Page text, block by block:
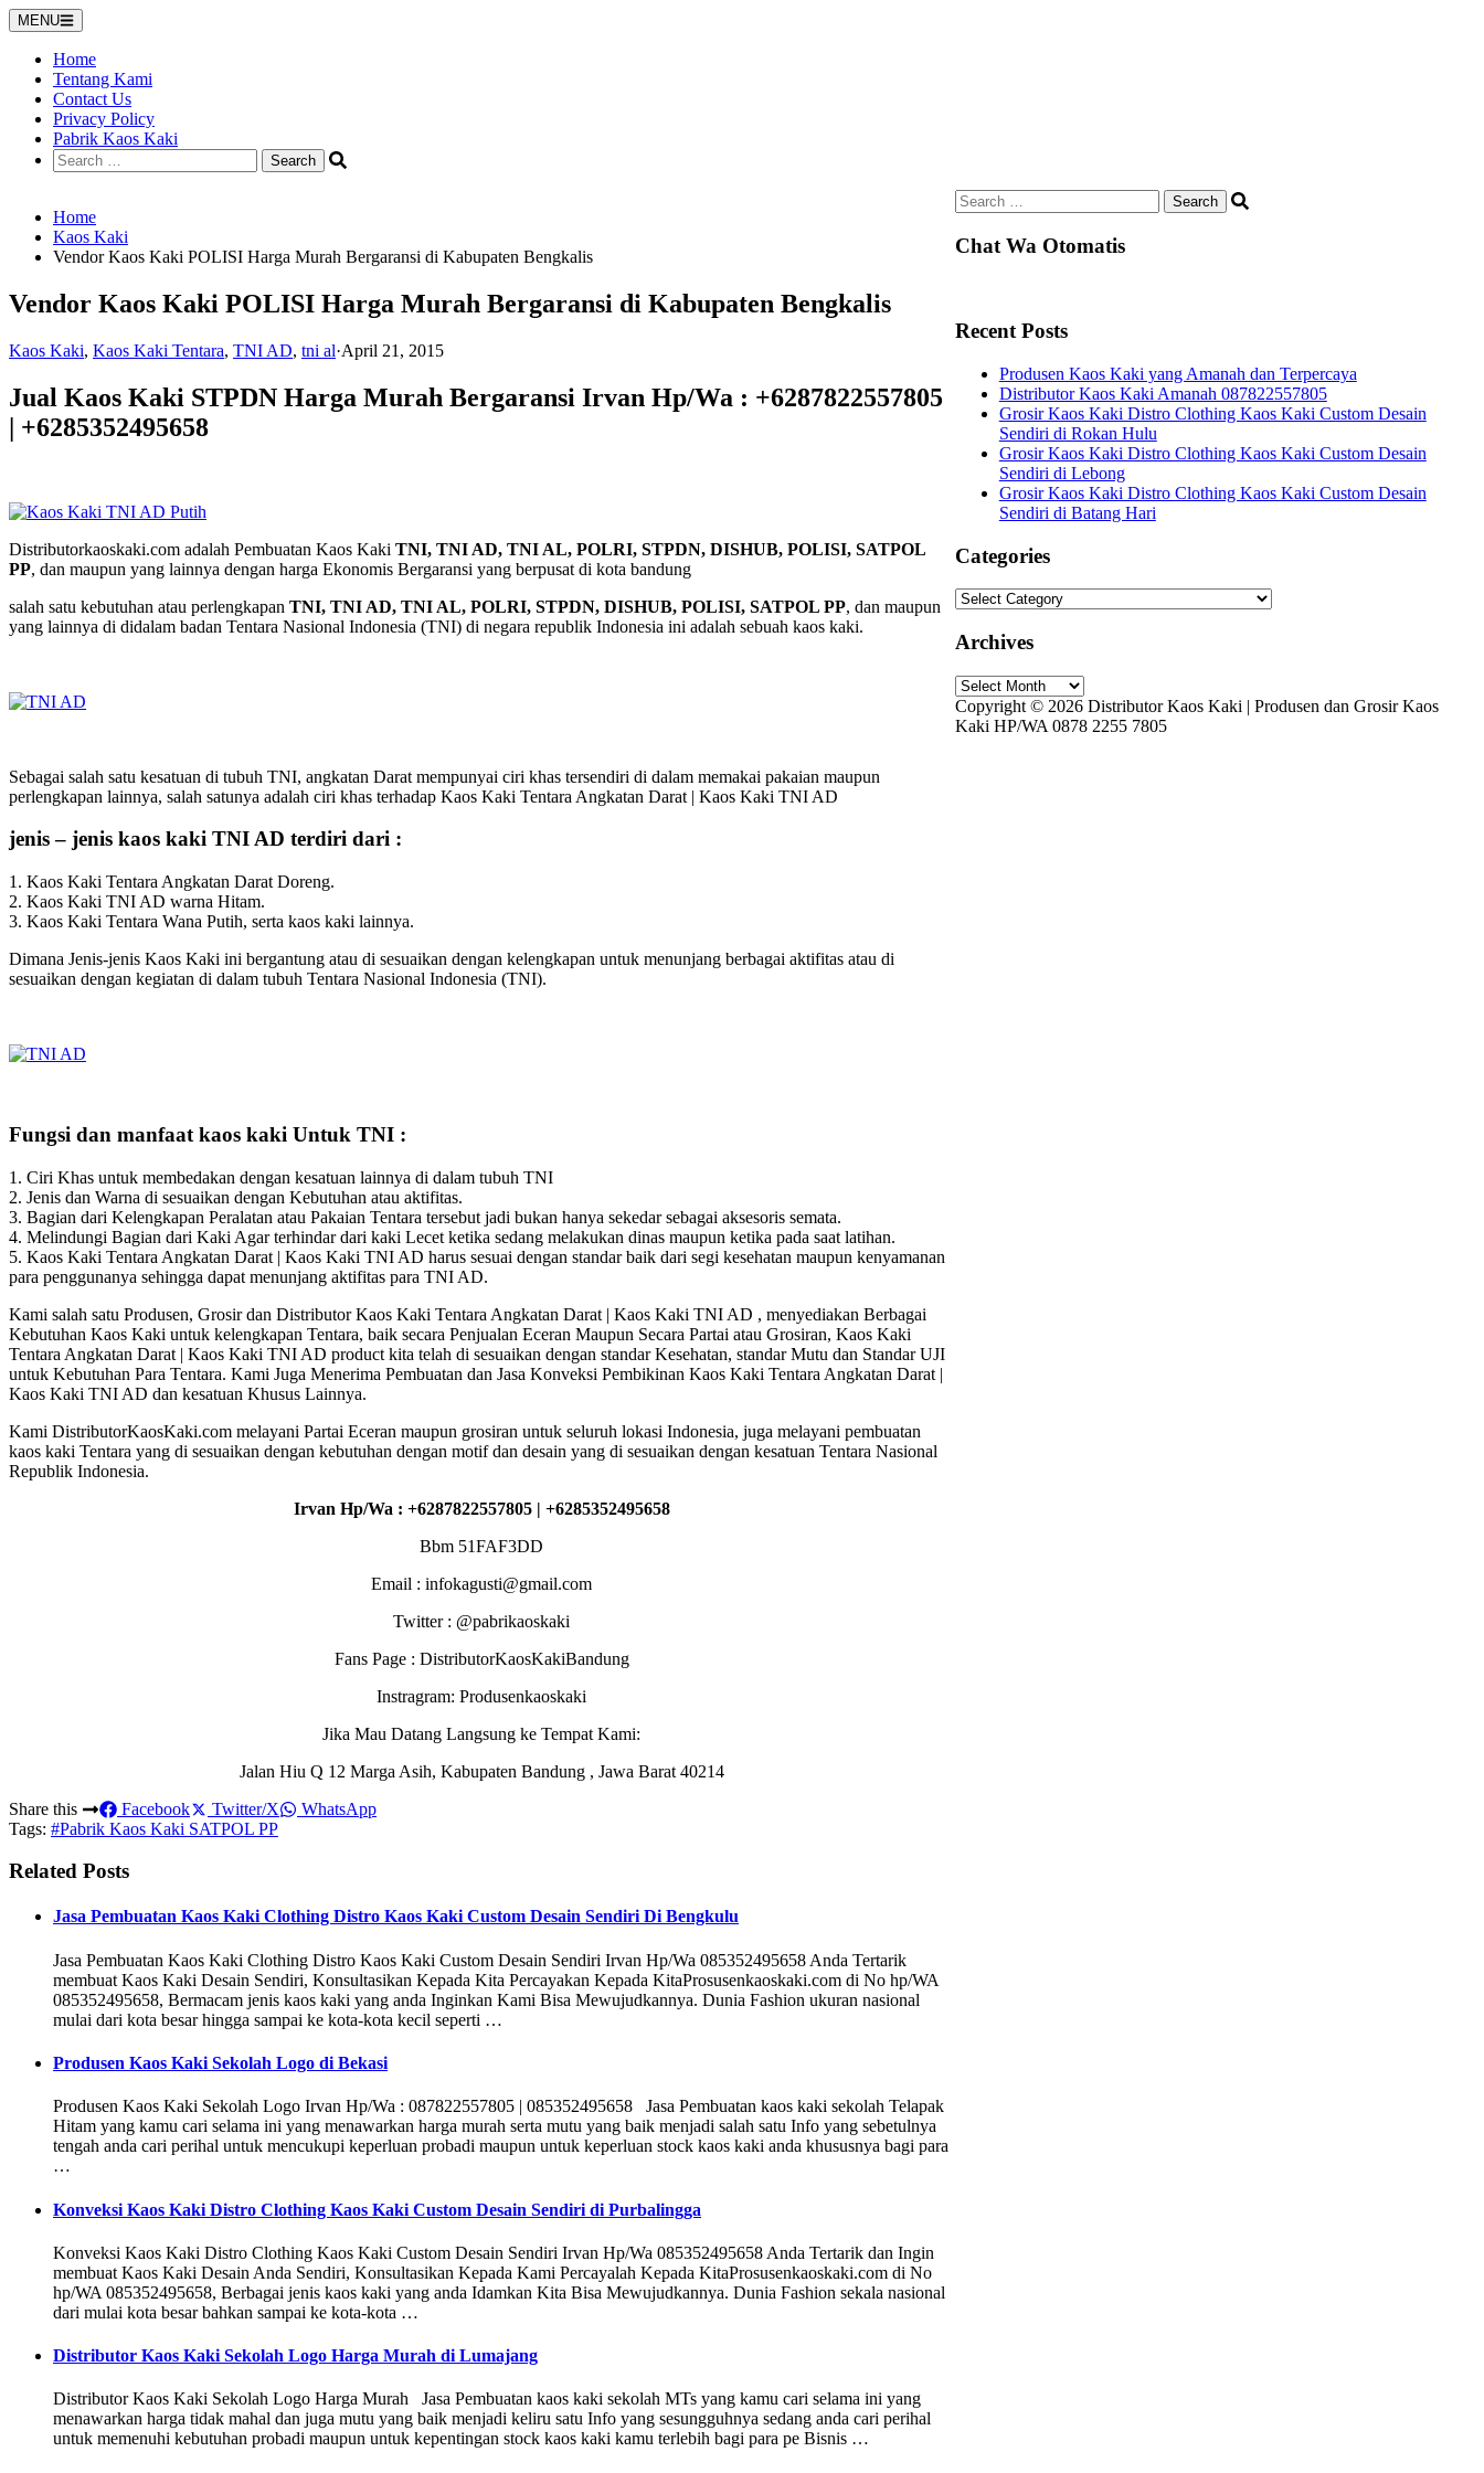
Skip
to
content
MENU
Home
Tentang Kami
Contact Us
Privacy Policy
Pabrik Kaos Kaki
Search
for:
Home
Kaos Kaki
Vendor Kaos Kaki POLISI Harga Murah Bergaransi di Kabupaten Bengkalis
Vendor Kaos Kaki POLISI Harga Murah Bergaransi di Kabupaten Bengkalis
Kaos Kaki, Kaos Kaki Tentara, TNI AD, tni al·April 21, 2015
Jual Kaos Kaki STPDN Harga Murah Bergaransi Irvan Hp/Wa : +6287822557805
| +6285352495658
Distributorkaoskaki.com adalah Pembuatan Kaos Kaki TNI, TNI AD, TNI AL, POLRI, STPDN, DISHUB, POLISI, SATPOL
PP, dan maupun yang lainnya dengan harga Ekonomis Bergaransi yang berpusat di kota bandung
salah satu kebutuhan atau perlengkapan TNI, TNI AD, TNI AL, POLRI, STPDN, DISHUB, POLISI, SATPOL PP, dan maupun
yang lainnya di didalam badan Tentara Nasional Indonesia (TNI) di negara republik Indonesia ini adalah sebuah kaos kaki.
Sebagai salah satu kesatuan di tubuh TNI, angkatan Darat mempunyai ciri khas tersendiri di dalam memakai pakaian maupun
perlengkapan lainnya, salah satunya adalah ciri khas terhadap Kaos Kaki Tentara Angkatan Darat | Kaos Kaki TNI AD
jenis – jenis kaos kaki TNI AD terdiri dari :
1. Kaos Kaki Tentara Angkatan Darat Doreng.
2. Kaos Kaki TNI AD warna Hitam.
3. Kaos Kaki Tentara Wana Putih, serta kaos kaki lainnya.
Dimana Jenis-jenis Kaos Kaki ini bergantung atau di sesuaikan dengan kelengkapan untuk menunjang berbagai aktifitas atau di
sesuaikan dengan kegiatan di dalam tubuh Tentara Nasional Indonesia (TNI).
Fungsi dan manfaat kaos kaki Untuk TNI :
1. Ciri Khas untuk membedakan dengan kesatuan lainnya di dalam tubuh TNI
2. Jenis dan Warna di sesuaikan dengan Kebutuhan atau aktifitas.
3. Bagian dari Kelengkapan Peralatan atau Pakaian Tentara tersebut jadi bukan hanya sekedar sebagai aksesoris semata.
4. Melindungi Bagian dari Kaki Agar terhindar dari kaki Lecet ketika sedang melakukan dinas maupun ketika pada saat latihan.
5. Kaos Kaki Tentara Angkatan Darat | Kaos Kaki TNI AD harus sesuai dengan standar baik dari segi kesehatan maupun kenyamanan
para penggunanya sehingga dapat menunjang aktifitas para TNI AD.
Kami salah satu Produsen, Grosir dan Distributor Kaos Kaki Tentara Angkatan Darat | Kaos Kaki TNI AD , menyediakan Berbagai
Kebutuhan Kaos Kaki untuk kelengkapan Tentara, baik secara Penjualan Eceran Maupun Secara Partai atau Grosiran, Kaos Kaki
Tentara Angkatan Darat | Kaos Kaki TNI AD product kita telah di sesuaikan dengan standar Kesehatan, standar Mutu dan Standar UJI
untuk Kebutuhan Para Tentara. Kami Juga Menerima Pembuatan dan Jasa Konveksi Pembikinan Kaos Kaki Tentara Angkatan Darat |
Kaos Kaki TNI AD dan kesatuan Khusus Lainnya.
Kami DistributorKaosKaki.com melayani Partai Eceran maupun grosiran untuk seluruh lokasi Indonesia, juga melayani pembuatan
kaos kaki Tentara yang di sesuaikan dengan kebutuhan dengan motif dan desain yang di sesuaikan dengan kesatuan Tentara Nasional
Republik Indonesia.
Irvan Hp/Wa : +6287822557805 | +6285352495658
Bbm 51FAF3DD
Email : infokagusti@gmail.com
Twitter : @pabrikaoskaki
Fans Page : DistributorKaosKakiBandung
Instragram: Produsenkaoskaki
Jika Mau Datang Langsung ke Tempat Kami:
Jalan Hiu Q 12 Marga Asih, Kabupaten Bandung , Jawa Barat 40214
Share this
Facebook Twitter/X
WhatsApp
Tags: #Pabrik Kaos Kaki SATPOL PP
Related Posts
Jasa Pembuatan Kaos Kaki Clothing Distro Kaos Kaki Custom Desain Sendiri Di Bengkulu
Jasa Pembuatan Kaos Kaki Clothing Distro Kaos Kaki Custom Desain Sendiri Irvan Hp/Wa 085352495658 Anda Tertarik
membuat Kaos Kaki Desain Sendiri, Konsultasikan Kepada Kita Percayakan Kepada KitaProsusenkaoskaki.com di No hp/WA
085352495658, Bermacam jenis kaos kaki yang anda Inginkan Kami Bisa Mewujudkannya. Dunia Fashion ukuran nasional
mulai dari kota besar hingga sampai ke kota-kota kecil seperti …
Produsen Kaos Kaki Sekolah Logo di Bekasi
Produsen Kaos Kaki Sekolah Logo Irvan Hp/Wa : 087822557805 | 085352495658 Jasa Pembuatan kaos kaki sekolah Telapak
Hitam yang kamu cari selama ini yang menawarkan harga murah serta mutu yang baik menjadi salah satu Info yang sebetulnya
tengah anda cari perihal untuk mencukupi keperluan probadi maupun untuk keperluan stock kaos kaki anda khususnya bagi para
…
Konveksi Kaos Kaki Distro Clothing Kaos Kaki Custom Desain Sendiri di Purbalingga
Konveksi Kaos Kaki Distro Clothing Kaos Kaki Custom Desain Sendiri Irvan Hp/Wa 085352495658 Anda Tertarik dan Ingin
membuat Kaos Kaki Desain Anda Sendiri, Konsultasikan Kepada Kami Percayalah Kepada KitaProsusenkaoskaki.com di No
hp/WA 085352495658, Berbagai jenis kaos kaki yang anda Idamkan Kita Bisa Mewujudkannya. Dunia Fashion sekala nasional
dari mulai kota besar bahkan sampai ke kota-kota …
Distributor Kaos Kaki Sekolah Logo Harga Murah di Lumajang
Distributor Kaos Kaki Sekolah Logo Harga Murah Jasa Pembuatan kaos kaki sekolah MTs yang kamu cari selama ini yang
menawarkan harga tidak mahal dan juga mutu yang baik menjadi keliru satu Info yang sesungguhnya sedang anda cari perihal
untuk memenuhi kebutuhan probadi maupun untuk kepentingan stock kaos kaki kamu terlebih bagi para pe Bisnis …
Search
for:
Chat Wa Otomatis
Recent Posts
Produsen Kaos Kaki yang Amanah dan Terpercaya
Distributor Kaos Kaki Amanah 087822557805
Grosir Kaos Kaki Distro Clothing Kaos Kaki Custom Desain
Sendiri di Rokan Hulu
Grosir Kaos Kaki Distro Clothing Kaos Kaki Custom Desain
Sendiri di Lebong
Grosir Kaos Kaki Distro Clothing Kaos Kaki Custom Desain
Sendiri di Batang Hari
Categories
Categories
Archives
Archives
Copyright © 2026 Distributor Kaos Kaki | Produsen dan Grosir Kaos
Kaki HP/WA 0878 2255 7805